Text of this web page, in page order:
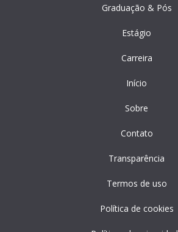
Graduação & Pós
Estágio
Carreira
Início
Sobre
Contato
Transparência
Termos de uso
Política de cookies